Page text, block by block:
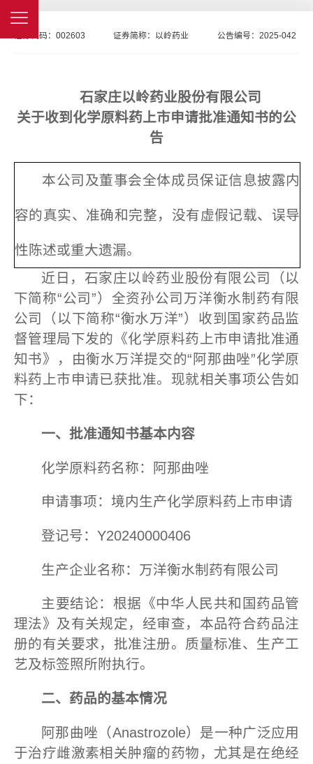
证券代码： 002603 证券简称： 以岭药业 2025-042
公告编号：
石家庄以岭药业股份有限公司
关于收到化学原料药上市申请批准通知书的公
告
本公司及董事会全体成员保证信息披露内
容的真实、准确和完整，没有虚假记载、误导
性陈述或重大遗漏。
近日，石家庄以岭药业股份有限公司（以
下简称“公司”）全资孙公司万洋衡水制药有限
公司（以下简称“衡水万洋”）收到国家药品监
督管理局下发的《化学原料药上市申请批准通
知书》，由衡水万洋提交的“阿那曲唑”化学原
料药上市申请已获批准。现就相关事项公告如
下：
一、批准通知书基本内容
化学原料药名称：阿那曲唑
申请事项：境内生产化学原料药上市申请
登记号：Y20240000406
生产企业名称：万洋衡水制药有限公司
主要结论：根据《中华人民共和国药品管
理法》及有关规定，经审查，本品符合药品注
册的有关要求，批准注册。质量标准、生产工
艺及标签照所附执行。
二、药品的基本情况
阿那曲唑（Anastrozole）是一种广泛应用
于治疗雌激素相关肿瘤的药物，尤其是在绝经